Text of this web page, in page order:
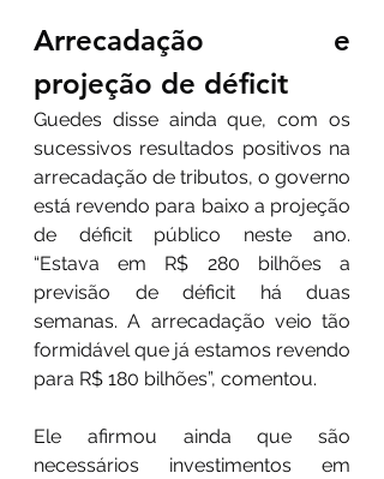
Arrecadação e
projeção de déficit
Guedes disse ainda que, com os
sucessivos resultados positivos na
arrecadação de tributos, o governo
está revendo para baixo a projeção
de déficit público neste ano.
“Estava em R$ 280 bilhões a
previsão de déficit há duas
semanas. A arrecadação veio tão
formidável que já estamos revendo
para R$ 180 bilhões”, comentou.
Ele afirmou ainda que são
necessários investimentos em